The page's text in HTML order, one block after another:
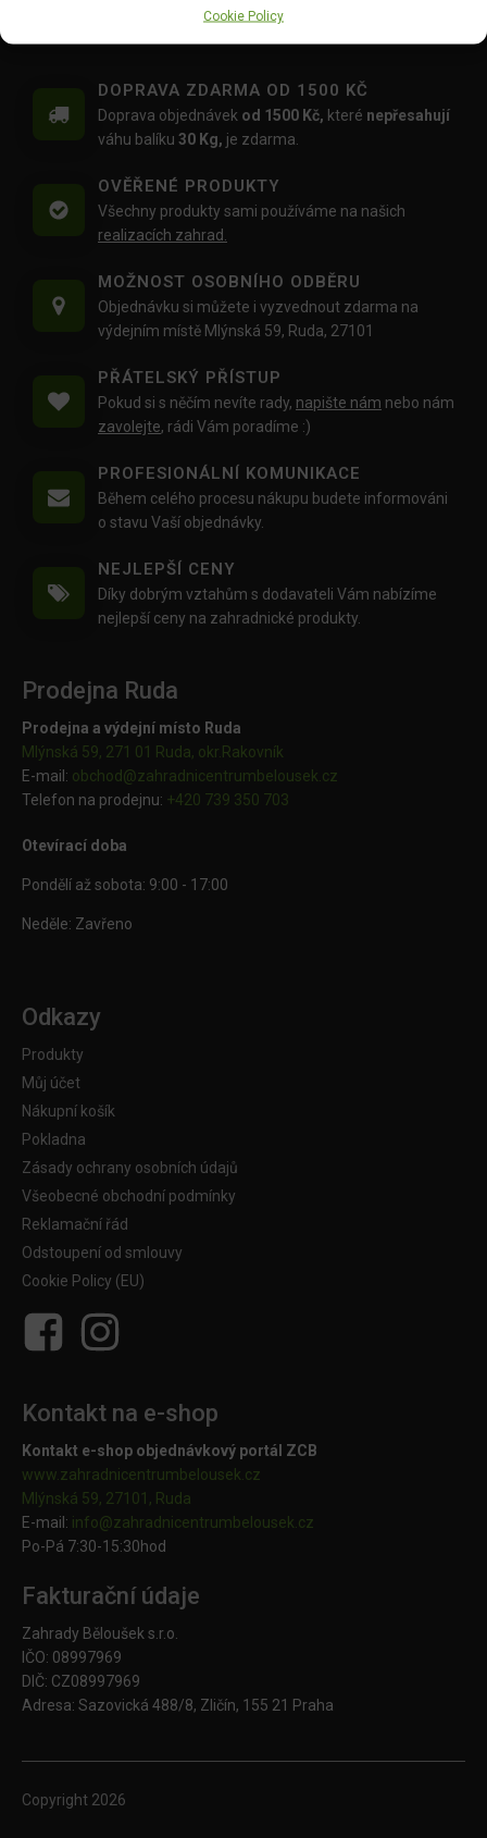
Cookie Policy
DOPRAVA ZDARMA OD 1500 KČ
Doprava objednávek od 1500 Kč, které nepřesahují
váhu balíku 30 Kg, je zdarma.
OVĚŘENÉ PRODUKTY
Všechny produkty sami používáme na našich
realizacích zahrad.
MOŽNOST OSOBNÍHO ODBĚRU
Objednávku si můžete i vyzvednout zdarma na
výdejním místě Mlýnská 59, Ruda, 27101
PŘÁTELSKÝ PŘÍSTUP
Pokud si s něčím nevíte rady, napište nám nebo nám
zavolejte, rádi Vám poradíme :)
PROFESIONÁLNÍ KOMUNIKACE
Během celého procesu nákupu budete informováni
o stavu Vaší objednávky.
NEJLEPŠÍ CENY
Díky dobrým vztahům s dodavateli Vám nabízíme
nejlepší ceny na zahradnické produkty.
Prodejna Ruda
Prodejna a výdejní místo Ruda
Mlýnská 59, 271 01 Ruda, okr.Rakovník
E-mail: obchod@zahradnicentrumbelousek.cz
Telefon na prodejnu: +420 739 350 703
Otevírací doba
Pondělí až sobota: 9:00 - 17:00
Neděle: Zavřeno
Odkazy
Produkty
Můj účet
Nákupní košík
Pokladna
Zásady ochrany osobních údajů
Všeobecné obchodní podmínky
Reklamační řád
Odstoupení od smlouvy
Cookie Policy (EU)
Kontakt na e-shop
Kontakt e-shop objednávkový portál ZCB
www.zahradnicentrumbelousek.cz
Mlýnská 59, 27101, Ruda
E-mail: info@zahradnicentrumbelousek.cz
Po-Pá 7:30-15:30hod
Fakturační údaje
Zahrady Běloušek s.r.o.
IČO: 08997969
DIČ: CZ08997969
Adresa: Sazovická 488/8, Zličín, 155 21 Praha
Copyright 2026